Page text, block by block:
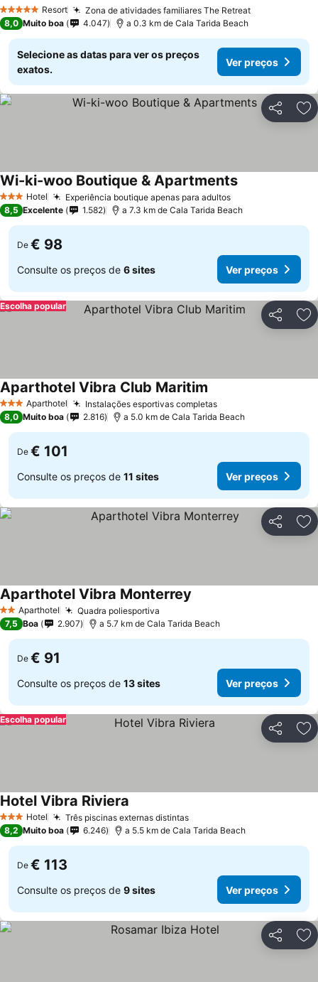
5 Estrelas Resort Zona de atividades familiares The RetreatVer preços
8,0 Muito boa 4.047 a 0.3 km de Cala Tarida Beach
Selecione as datas para ver os preços
exatos.
Ver preços
Partilhar
3 EstrelasHotel Experiência boutique apenas para adultosVer preços
Wi-ki-woo Boutique & ApartmentsVer preços
8,5 Excelente 1.582 a 7.3 km de Cala Tarida Beach
De € 98
Consulte os preços de 6 sites Ver preços
Partilhar
Escolha popular
3 EstrelasAparthotel Instalações esportivas completasVer preços
Aparthotel Vibra Club Maritim
8,0 Muito boa 2.816 a 5.0 km de Cala Tarida Beach
De € 101
Consulte os preços de 11 sites Ver preços
Partilhar
2 EstrelasAparthotel Quadra poliesportiva
Aparthotel Vibra Monterrey
7,5 Boa 2.907 a 5.7 km de Cala Tarida Beach
De € 91
Consulte os preços de 13 sites Ver preços
Partilhar
Escolha popular
3 EstrelasHotel Três piscinas externas distintasVer preços
Hotel Vibra Riviera
8,2 Muito boa 6.246 a 5.5 km de Cala Tarida Beach
De € 113
Consulte os preços de 9 sites Ver preços
Partilhar